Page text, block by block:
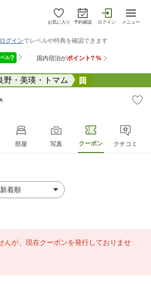
お気に入り 予約確認 ログイン メニュー
野・美瑛・トマム
部屋 写真 クーポン クチコミ
んが、現在クーポンを発行しておりませ